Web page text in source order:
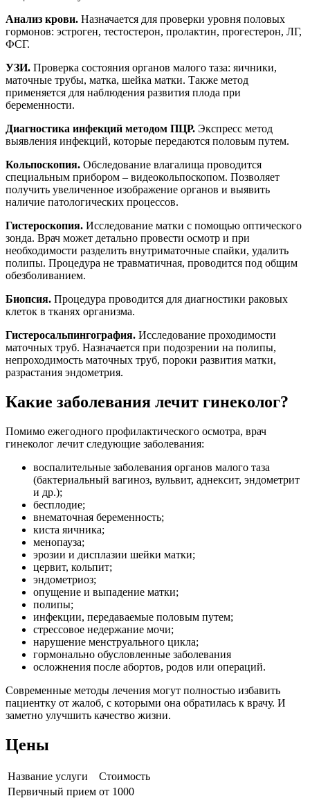
Анализ крови. Назначается для проверки уровня половых
гормонов: эстроген, тестостерон, пролактин, прогестерон, ЛГ,
ФСГ.
УЗИ. Проверка состояния органов малого таза: яичники,
маточные трубы, матка, шейка матки. Также метод
применяется для наблюдения развития плода при
беременности.
Диагностика инфекций методом ПЦР. Экспресс метод
выявления инфекций, которые передаются половым путем.
Кольпоскопия. Обследование влагалища проводится
специальным прибором – видеокольпоскопом. Позволяет
получить увеличенное изображение органов и выявить
наличие патологических процессов.
Гистероскопия. Исследование матки с помощью оптического
зонда. Врач может детально провести осмотр и при
необходимости разделить внутриматочные спайки, удалить
полипы. Процедура не травматичная, проводится под общим
обезболиванием.
Биопсия. Процедура проводится для диагностики раковых
клеток в тканях организма.
Гистеросальпингография. Исследование проходимости
маточных труб. Назначается при подозрении на полипы,
непроходимость маточных труб, пороки развития матки,
разрастания эндометрия.
Какие заболевания лечит гинеколог?
Помимо ежегодного профилактического осмотра, врач
гинеколог лечит следующие заболевания:
воспалительные заболевания органов малого таза
(бактериальный вагиноз, вульвит, аднексит, эндометрит
и др.);
бесплодие;
внематочная беременность;
киста яичника;
менопауза;
эрозии и дисплазии шейки матки;
цервит, кольпит;
эндометриоз;
опущение и выпадение матки;
полипы;
инфекции, передаваемые половым путем;
стрессовое недержание мочи;
нарушение менструального цикла;
гормонально обусловленные заболевания
осложнения после абортов, родов или операций.
Современные методы лечения могут полностью избавить
пациентку от жалоб, с которыми она обратилась к врачу. И
заметно улучшить качество жизни.
Цены
Название услуги
Стоимость
Первичный прием от 1000